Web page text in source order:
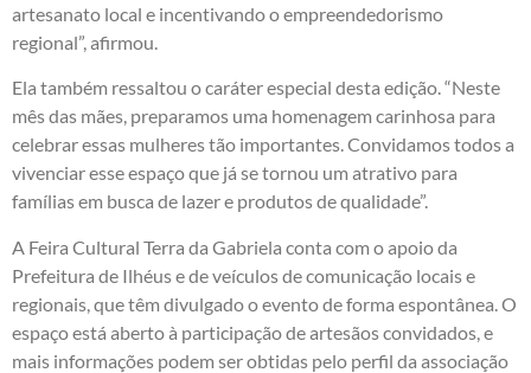
artesanato local e incentivando o empreendedorismo
regional”, afirmou.
Ela também ressaltou o caráter especial desta edição. “Neste
mês das mães, preparamos uma homenagem carinhosa para
celebrar essas mulheres tão importantes. Convidamos todos a
vivenciar esse espaço que já se tornou um atrativo para
famílias em busca de lazer e produtos de qualidade”.
A Feira Cultural Terra da Gabriela conta com o apoio da
Prefeitura de Ilhéus e de veículos de comunicação locais e
regionais, que têm divulgado o evento de forma espontânea. O
espaço está aberto à participação de artesãos convidados, e
mais informações podem ser obtidas pelo perfil da associação